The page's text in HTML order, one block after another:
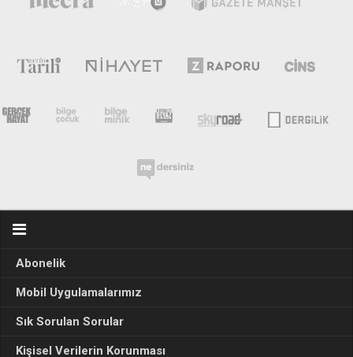
Abonelik
Mobil Uygulamalarımız
Sık Sorulan Sorular
Kişisel Verilerin Korunması